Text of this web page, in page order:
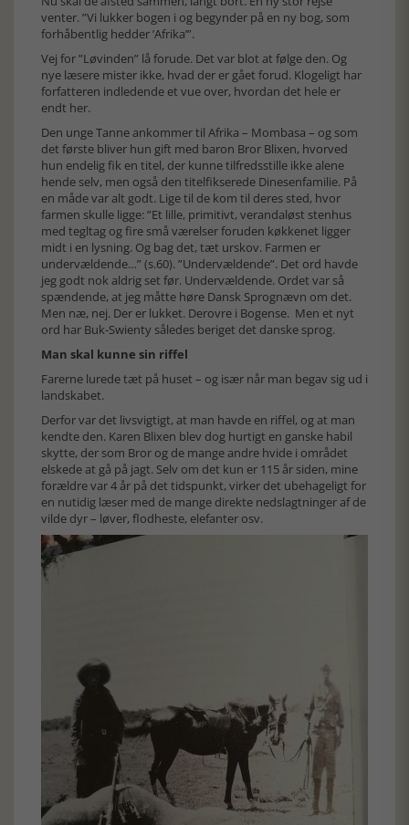
venter. ”Vi lukker bogen i og begynder på en ny bog, som
forhåbentlig hedder ’Afrika’”.
Vej for ”Løvinden” lå forude. Det var blot at følge den. Og
nye læsere mister ikke, hvad der er gået forud. Klogeligt har
forfatteren indledende et vue over, hvordan det hele er
endt her.
Den unge Tanne ankommer til Afrika – Mombasa – og som
det første bliver hun gift med baron Bror Blixen, hvorved
hun endelig fik en titel, der kunne tilfredsstille ikke alene
hende selv, men også den titelfikserede Dinesenfamilie. På
en måde var alt godt. Lige til de kom til deres sted, hvor
farmen skulle ligge: ”Et lille, primitivt, verandaløst stenhus
med tegltag og fire små værelser foruden køkkenet ligger
midt i en lysning. Og bag det, tæt urskov. Farmen er
undervældende…” (s.60). ”Undervældende”. Det ord havde
jeg godt nok aldrig set før. Undervældende. Ordet var så
spændende, at jeg måtte høre Dansk Sprognævn om det.
Men næ, nej. Der er lukket. Derovre i Bogense. Men et nyt
ord har Buk-Swienty således beriget det danske sprog.
Man skal kunne sin riffel
Farerne lurede tæt på huset – og især når man begav sig ud i
landskabet.
Derfor var det livsvigtigt, at man havde en riffel, og at man
kendte den. Karen Blixen blev dog hurtigt en ganske habil
skytte, der som Bror og de mange andre hvide i området
elskede at gå på jagt. Selv om det kun er 115 år siden, mine
forældre var 4 år på det tidspunkt, virker det ubehageligt for
en nutidig læser med de mange direkte nedslagtninger af de
vilde dyr – løver, flodheste, elefanter osv.